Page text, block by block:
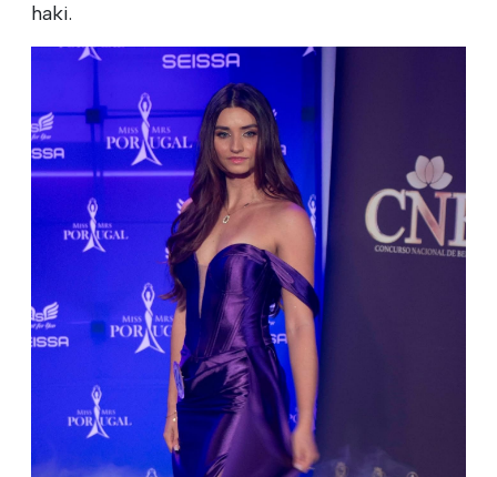
haki.